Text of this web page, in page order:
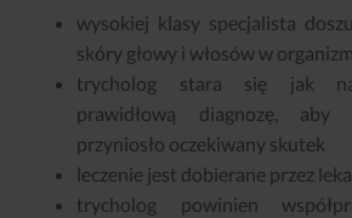
wysokiej klasy specjalista
skóry głowy i włosów w
trycholog stara się jak
prawidłową diagnozę, aby
przyniosło oczekiwany skutek
leczenie jest dobierane przez
trycholog powinien